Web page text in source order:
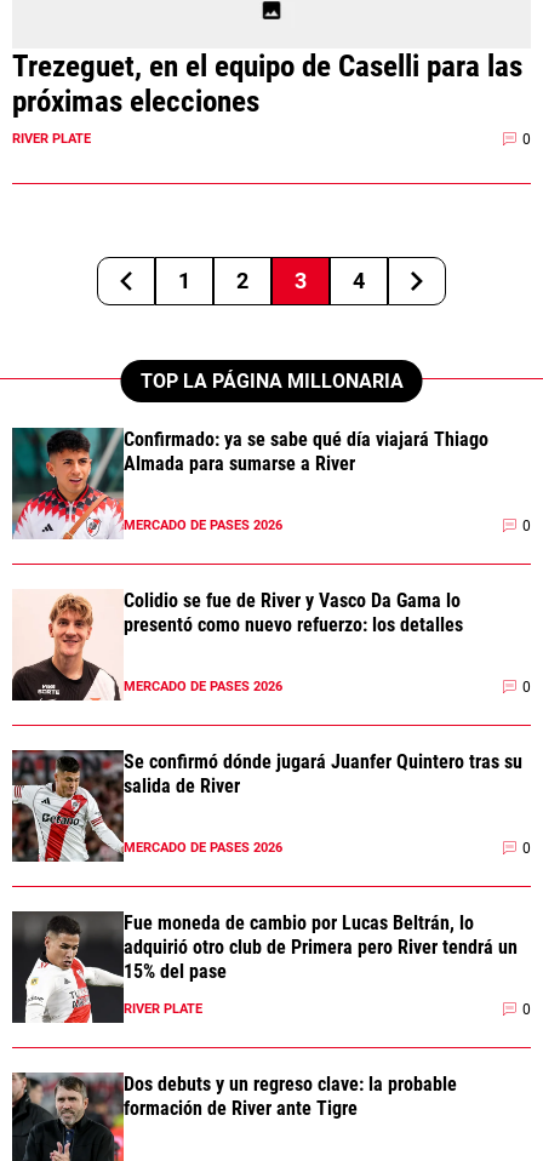
Trezeguet, en el equipo de Caselli para las
próximas elecciones
RIVER PLATE 0
1 2 3 4
TOP LA PÁGINA MILLONARIA
Confirmado: ya se sabe qué día viajará Thiago
Almada para sumarse a River
MERCADO DE PASES 2026 0
Colidio se fue de River y Vasco Da Gama lo
presentó como nuevo refuerzo: los detalles
MERCADO DE PASES 2026 0
Se confirmó dónde jugará Juanfer Quintero tras su
salida de River
MERCADO DE PASES 2026 0
Fue moneda de cambio por Lucas Beltrán, lo
adquirió otro club de Primera pero River tendrá un
15% del pase
RIVER PLATE 0
Dos debuts y un regreso clave: la probable
formación de River ante Tigre